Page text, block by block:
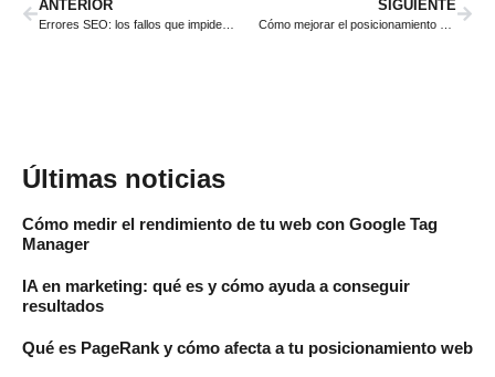
ANTERIOR
Errores SEO: los fallos que impiden que tu web posicione en Google
SIGUIENTE
Cómo mejorar el posicionamiento en Google sin enlaces externos
Últimas noticias
Cómo medir el rendimiento de tu web con Google Tag
Manager
IA en marketing: qué es y cómo ayuda a conseguir
resultados
Qué es PageRank y cómo afecta a tu posicionamiento web